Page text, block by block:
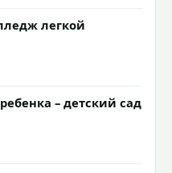
легкой
– детский сад